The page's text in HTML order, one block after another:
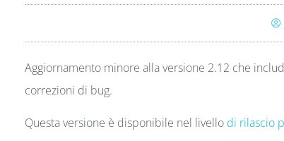
Aggiornamento minore alla versione 2.12 che
correzioni di bug.
Questa versione è disponibile nel livello di rilascio